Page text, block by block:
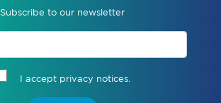
Subscribe to our newsletter
I accept privacy notices.